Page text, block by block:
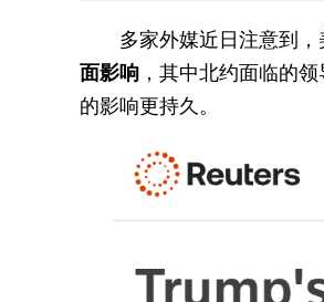
多家外媒近日注意到，
面影响 ，其中北约面临的
的影响更持久。